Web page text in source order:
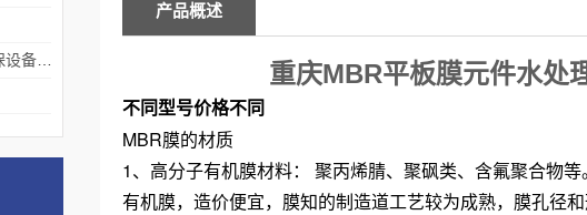
产品概述
重庆MBR平板膜元件水处
不同型号价格不同
MBR膜的材质
1、高分子有机膜材料： 聚丙烯腈、聚砜类、含氟聚合物等。
有机膜，造价便宜，膜知的制造道工艺较为成熟，膜孔径